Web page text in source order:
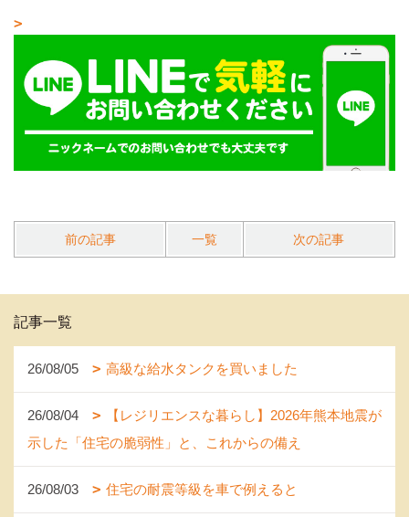
前の記事 一覧 次の記事
記事一覧
26/08/05 高級な給水タンクを買いました
26/08/04
【レジリエンスな暮らし】2026年熊本地震が
示した「住宅の脆弱性」と、これからの備え
26/08/03 住宅の耐震等級を車で例えると